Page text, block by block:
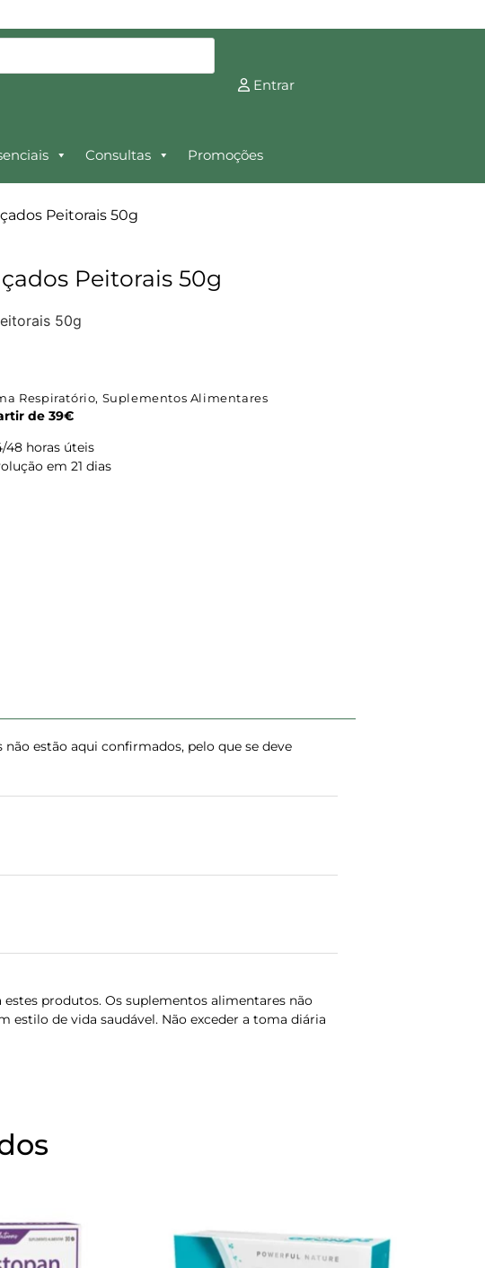
Entrar
Consultas Promoções
Peitorais 50g
Peitorais 50g
50g
Respiratório, Suplementos Alimentares
de 39€
48 horas úteis
em 21 dias
estão aqui confirmados, pelo que se deve
produtos. Os suplementos alimentares não
de vida saudável. Não exceder a toma diária